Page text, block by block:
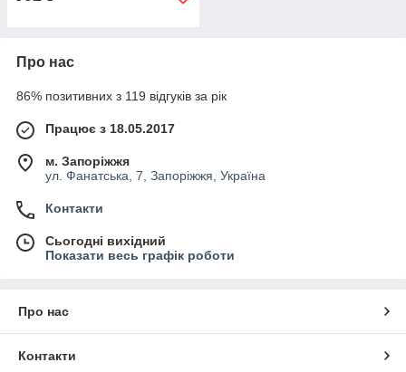
Про нас
86% позитивних з 119 відгуків за рік
Працює з 18.05.2017
м. Запоріжжя
ул. Фанатська, 7, Запоріжжя, Україна
Контакти
Сьогодні вихідний
Показати весь графік роботи
Про нас
Контакти